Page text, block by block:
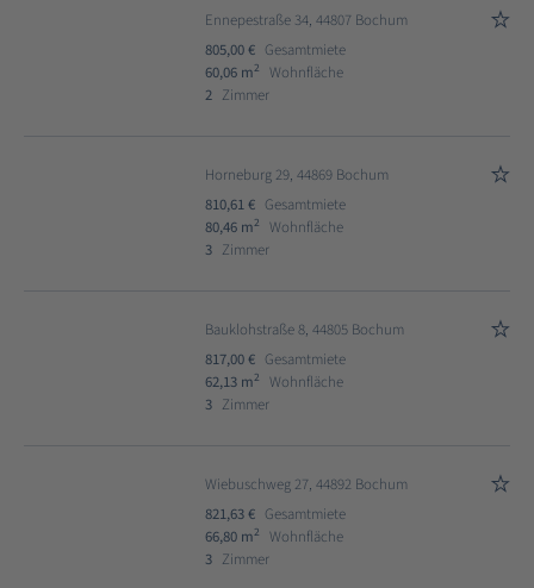
Ennepestraße 34, 44807 Bochum
805,00 € Gesamtmiete
60,06 m2
Wohnfläche
2 Zimmer
Horneburg 29, 44869 Bochum
810,61 € Gesamtmiete
80,46 m2
Wohnfläche
3 Zimmer
Bauklohstraße 8, 44805 Bochum
817,00 € Gesamtmiete
62,13 m2
Wohnfläche
3 Zimmer
Wiebuschweg 27, 44892 Bochum
821,63 € Gesamtmiete
66,80 m2
Wohnfläche
3 Zimmer